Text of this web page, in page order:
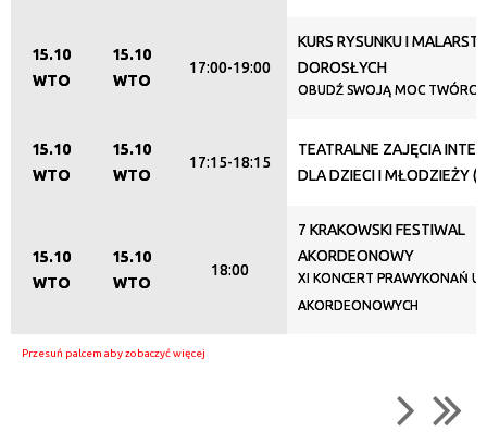
15.10
WTO
15.10
WTO
17:00-19:00
KURS RYSUNKU I
DOROSŁYCH
OBUDŹ SWOJĄ MOC
15.10
WTO
15.10
WTO
17:15-18:15
TEATRALNE ZAJĘCIA
DLA DZIECI I MŁODZIEŻY
15.10
WTO
15.10
WTO
18:00
7 KRAKOWSKI FESTIWAL
AKORDEONOWY
XI KONCERT PRAWYKONAŃ
AKORDEONOWYCH